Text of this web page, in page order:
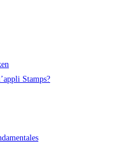
Stamps?